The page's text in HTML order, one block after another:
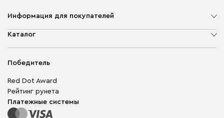
Информация для покупателей
О компании
Гарантия
Для бизнеса
Карта сайта
Каталог
Корпусная мебель
Модульная мебель
Столы и стулья
Победитель
Red Dot Award
Рейтинг рунета
Платежные системы